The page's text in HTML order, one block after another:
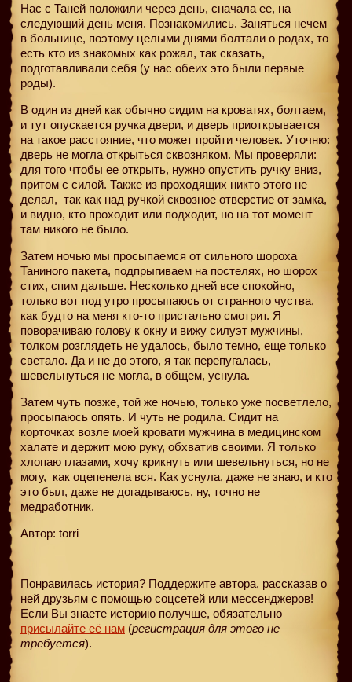
Нас с Таней положили через день, сначала ее, на
следующий день меня. Познакомились. Заняться нечем
в больнице, поэтому целыми днями болтали о родах, то
есть кто из знакомых как рожал, так сказать,
подготавливали себя (у нас обеих это были первые
роды).
В один из дней как обычно сидим на кроватях, болтаем,
и тут опускается ручка двери, и дверь приоткрывается
на такое расстояние, что может пройти человек. Уточню:
дверь не могла открыться сквозняком. Мы проверяли:
для того чтобы ее открыть, нужно опустить ручку вниз,
притом с силой. Также из проходящих никто этого не
делал, так как над ручкой сквозное отверстие от замка,
и видно, кто проходит или подходит, но на тот момент
там никого не было.
Затем ночью мы просыпаемся от сильного шороха
Таниного пакета, подпрыгиваем на постелях, но шорох
стих, спим дальше. Несколько дней все спокойно,
только вот под утро просыпаюсь от странного чуства,
как будто на меня кто-то пристально смотрит. Я
поворачиваю голову к окну и вижу силуэт мужчины,
толком розглядеть не удалось, было темно, еще только
светало. Да и не до этого, я так перепугалась,
шевельнуться не могла, в общем, уснула.
Затем чуть позже, той же ночью, только уже посветлело,
просыпаюсь опять. И чуть не родила. Сидит на
корточках возле моей кровати мужчина в медицинском
халате и держит мою руку, обхватив своими. Я только
хлопаю глазами, хочу крикнуть или шевельнуться, но не
могу, как оцепенела вся. Как уснула, даже не знаю, и кто
это был, даже не догадываюсь, ну, точно не
медработник.
Автор: torri
Понравилась история? Поддержите автора, рассказав о
ней друзьям с помощью соцсетей или мессенджеров!
Если Вы знаете историю получше, обязательно
присылайте её нам (регистрация для этого не
требуется).